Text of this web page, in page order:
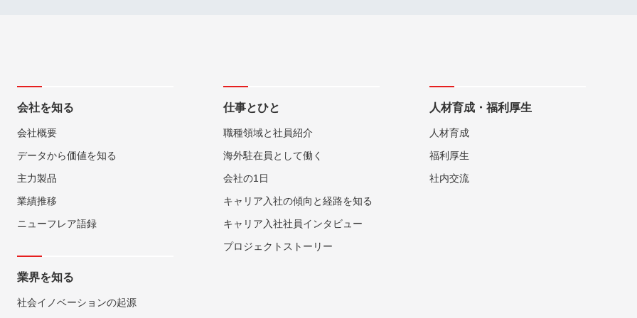
会社を知る
会社概要
データから価値を知る
主力製品
業績推移
ニューフレア語録
仕事とひと
職種領域と社員紹介
海外駐在員として働く
会社の1日
キャリア入社の傾向と経路を知る
キャリア入社社員インタビュー
プロジェクトストーリー
人材育成・福利厚生
人材育成
福利厚生
社内交流
業界を知る
社会イノベーションの起源